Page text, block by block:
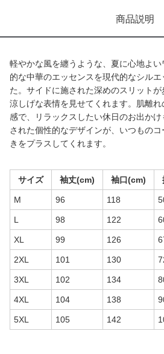
商品説明
軽やかな風を纏うような、夏に心地よ
的な中華のエッセンスを現代的なシル
た。サイドに施された深めのスリットが
涼しげな表情を見せてくれます。肌離
感で、リラックスしたい休日のお出か
された個性的なデザインが、いつもの
きをプラスしてくれます。
サイズ 袖丈(cm) 袖口(cm)
M 96 118
L 98 122
XL 99 126
2XL 101 130
3XL 102 134
4XL 104 138
5XL 105 142